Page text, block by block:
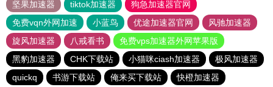
坚果加速器
tiktok加速器
狗急加速器官网
免费vqn外网加速
小蓝鸟 优途加速器官网
风驰加速器
旋风加速器
八戒看书
免费vps加速器外网苹果版
黑豹加速器
CHK下载站 小猫咪ciash加速器
极风加速器
quickq
书游下载站 俺来买下载站 快橙加速器